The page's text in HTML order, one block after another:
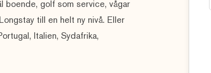
boende, golf som service, vågar
till en helt ny nivå. Eller
Italien, Sydafrika,